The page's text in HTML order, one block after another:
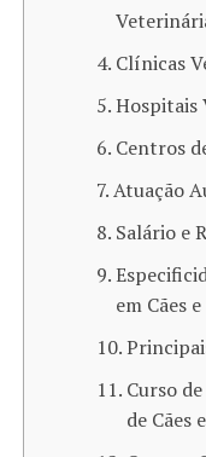
Clínicas
Hospitais
Centros
Atuação
Salário e
em Cães
Curso
de Cães